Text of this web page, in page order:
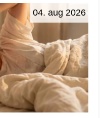
04. aug 2026